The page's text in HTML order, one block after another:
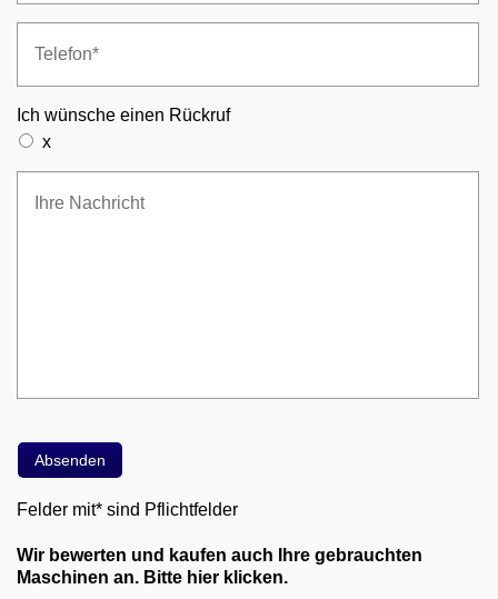
Ich wünsche einen Rückruf
x
Felder mit* sind Pflichtfelder
Wir bewerten und kaufen auch Ihre gebrauchten
Maschinen an. Bitte hier klicken.